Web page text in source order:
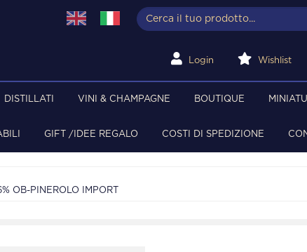
Login Wishlist
DISTILLATI VINI & CHAMPAGNE BOUTIQUE
GIFT /IDEE REGALO COSTI DI SPEDIZIONE
OB-PINEROLO IMPORT